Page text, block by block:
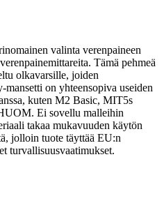
valinta verenpaineen
Tämä pehmeä
olkavarsille, joiden
on yhteensopiva useiden
kuten M2 Basic, MIT5s
Ei sovellu malleihin
takaa mukavuuden käytön
jolloin tuote täyttää EU:n
turvallisuusvaatimukset.